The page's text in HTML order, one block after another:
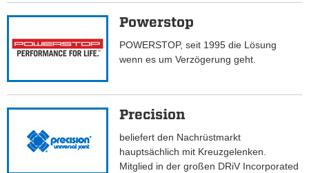
Powerstop
POWERSTOP, seit 1995 die Lösung
wenn es um Verzögerung geht.
Precision
beliefert den Nachrüstmarkt
hauptsächlich mit Kreuzgelenken.
Mitglied in der großen DRiV Incorporated